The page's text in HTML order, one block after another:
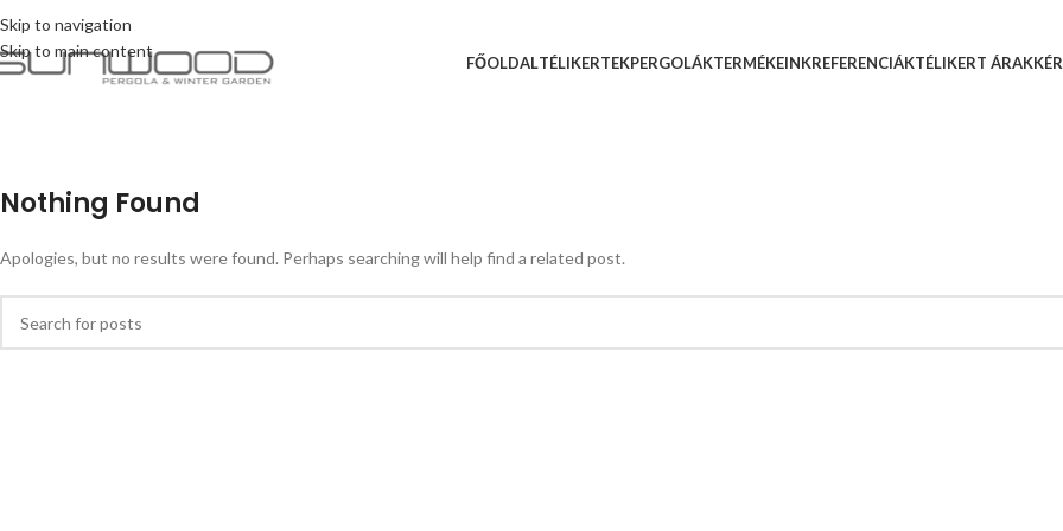
Skip to navigation
Skip to main content
FŐOLDALTÉLIKERTEKPERGOLÁKTERMÉKEINKREFERENCIÁKTÉLIKERT ÁRAK
Nothing Found
Apologies, but no results were found. Perhaps searching will help find a related post.